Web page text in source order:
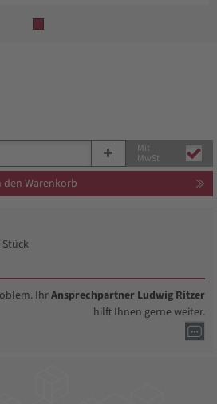
Mit
MwSt
den Warenkorb
Stück
IhrAnsprechpartner Ludwig Ritzer
hilft Ihnen gerne weiter.